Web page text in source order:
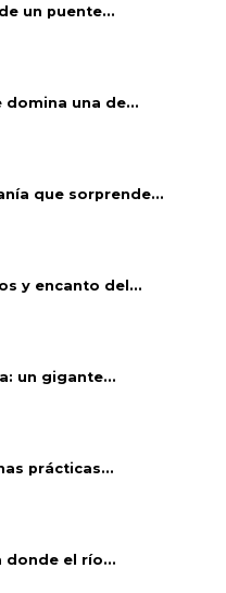
un puente...
una de...
que sorprende...
y encanto del...
un gigante...
prácticas...
donde el río...